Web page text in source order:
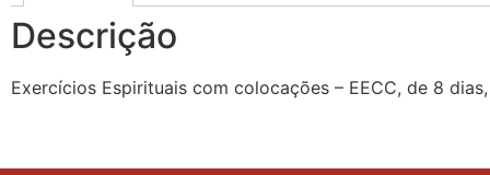
Descrição
Exercícios Espirituais com colocações – EECC, de 8